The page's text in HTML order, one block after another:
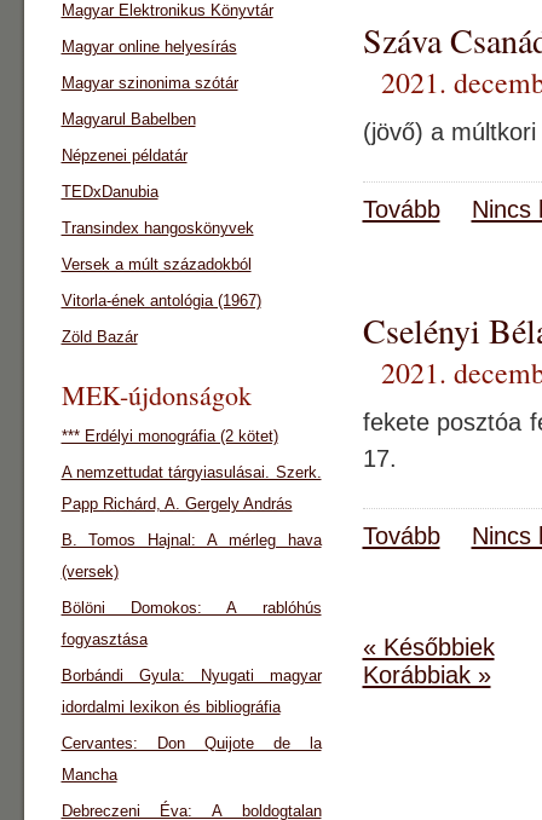
Száva
2021.
(jövő) a
Tovább Nincs
Cselényi
2021.
fekete posztóa
17.
Tovább Nincs
« Későbbiek
Korábbiak »
Magyar Elektronikus Könyvtár
Magyar online helyesírás
Magyar szinonima szótár
Magyarul Babelben
Népzenei példatár
TEDxDanubia
Transindex hangoskönyvek
Versek a múlt századokból
Vitorla-ének antológia (1967)
Zöld Bazár
MEK-újdonságok
*** Erdélyi monográfia (2 kötet)
A nemzettudat tárgyiasulásai. Szerk.
Papp Richárd, A. Gergely András
B. Tomos Hajnal: A mérleg hava
(versek)
Bölöni Domokos: A rablóhús
fogyasztása
Borbándi Gyula: Nyugati magyar
idordalmi lexikon és bibliográfia
Cervantes: Don Quijote de la
Mancha
Debreczeni Éva: A boldogtalan